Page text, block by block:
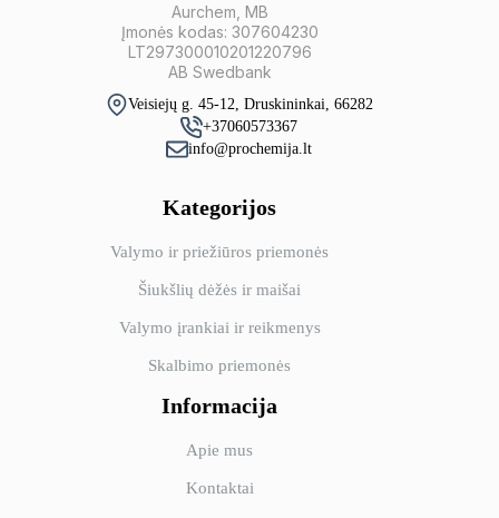
Aurchem, MB
Įmonės kodas: 307604230
LT297300010201220796
AB Swedbank
Veisiejų g. 45-12, Druskininkai, 66282
+37060573367
info@prochemija.lt
Kategorijos
Valymo ir priežiūros priemonės
Šiukšlių dėžės ir maišai
Valymo įrankiai ir reikmenys
Skalbimo priemonės
Informacija
Apie mus
Kontaktai